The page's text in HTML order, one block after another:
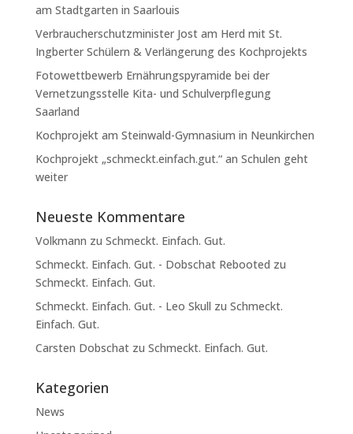
am Stadtgarten in Saarlouis
Verbraucherschutzminister Jost am Herd mit St.
Ingberter Schülern & Verlängerung des Kochprojekts
Fotowettbewerb Ernährungspyramide bei der
Vernetzungsstelle Kita- und Schulverpflegung
Saarland
Kochprojekt am Steinwald-Gymnasium in Neunkirchen
Kochprojekt „schmeckt.einfach.gut.“ an Schulen geht
weiter
Neueste Kommentare
Volkmann zu Schmeckt. Einfach. Gut.
Schmeckt. Einfach. Gut. - Dobschat Rebooted zu
Schmeckt. Einfach. Gut.
Schmeckt. Einfach. Gut. - Leo Skull zu Schmeckt.
Einfach. Gut.
Carsten Dobschatzu Schmeckt. Einfach. Gut.
Kategorien
News